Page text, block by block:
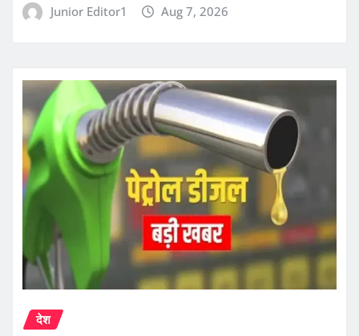
Junior Editor1 Aug 7, 2026
देश